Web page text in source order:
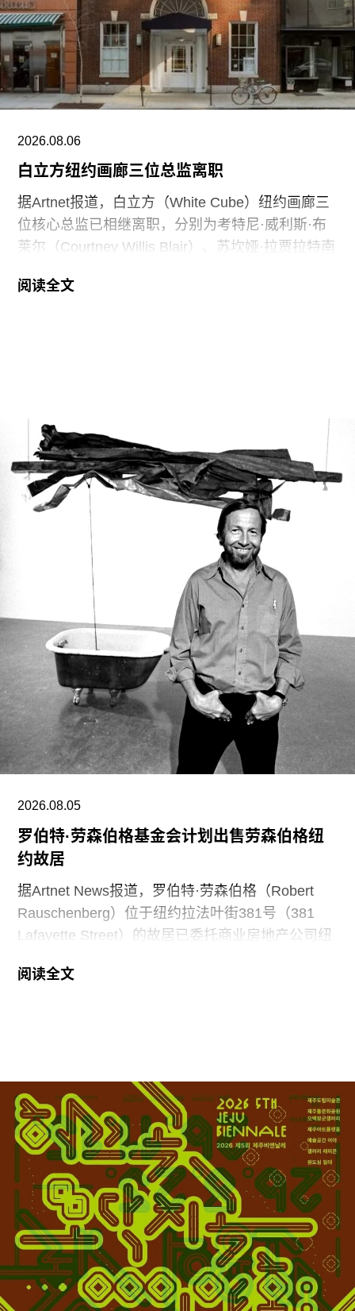
此次翻新计划所需的5000万欧元资金主要由意大利
文化部提供，其余资金来自私人捐赠。其中，美国
慈善家维罗妮卡·阿特金（Veronika Atkin）为项目
捐赠了500万欧元。
2026.08.06
白立方纽约画廊三位总监离职
据Artnet报道，白立方（White Cube）纽约画廊三
位核心总监已相继离职，分别为考特尼·威利斯·布
莱尔（Courtney Willis Blair）、苏坎娅·拉贾拉特南
（Jessie Washburne-Harris）。三人的离职原因各
廊的拉贾拉特南，则是“辞职以专注于个人独立事
业”。对于沃什伯恩-哈里斯的离职，发言人并未说
明具体原因。她不到一年前被聘为负责美国市场长
期发展战略的全球总监。在加入白立方之前，她曾
创办自己的画廊 Harris Lieberman，并先后在佩斯
画廊（Pace）及玛丽安·古德曼画廊（Marian
Goodman Gallery）担任高级管理职务。
白立方成立于1993年，总部位于伦敦，2023年进
入美国市场，旗舰空间位于纽约麦迪逊大道1002
号，毗邻高古轩（Gagosian）等蓝筹画廊。目前，
白立方还在香港、巴黎设有空间，并于2023年拓展
至首尔。
发言人强调，三位总监的离职并不意味着白立方经
营状况不佳。相反，画廊正持续扩张，并计划将员
工从位于麦迪逊大道980号的办公室迁至街对面一
处约4000平方英尺的新办公空间。
阅读全文
2026.08.05
罗伯特·劳森伯格基金会计划出售劳森伯格纽
约故居
据Artnet News报道，罗伯特·劳森伯格（Robert
Rauschenberg）位于纽约拉法叶街381号（381
Lafayette Street）的故居已委托商业房地产公司纽
联排建筑由劳森伯格于1965年购入，曾作为孤儿院
这栋五层约855平方米的建筑尚未公布售价。房产
信息特别强调了近期对建筑外立面及屋顶的翻新，
并宣传该物业具备“改造为豪华出租公寓或精品公
寓”的潜力。
劳森伯格基金会的一位发言人表示，由于毗邻的拉
法叶街375号停车场正计划兴建一栋19层住宅大
楼，基金会目前正“探索多种可能方案”。发言人表
示：“如果该建设项目继续推进，将对故居的完整
性、功能性以及日常运营产生重大影响。”目前，基
金会考虑的方案之一是搬迁至其他场所。该组织“正
阅读全文